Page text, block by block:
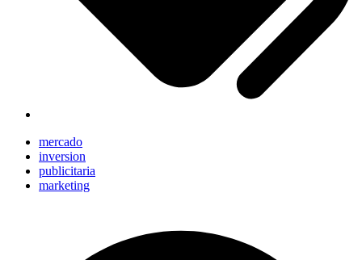
mercado
inversion
publicitaria
marketing